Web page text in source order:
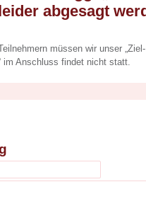
abgesagt
müssen wir unser
im Anschluss findet nicht statt.